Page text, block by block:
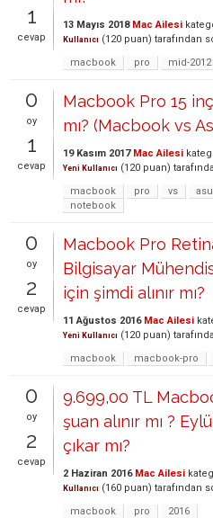
1
cevap
13 Mayıs 2018 Mac Ailesi
Kullanıcı (120 puan) tarafından
macbook
pro mid-2012
0
oy
1
cevap
Macbook Pro 15 inç
mı? (Macbook vs
19 Kasım 2017 Mac Ailesi
Yeni Kullanıcı (120 puan)
macbook
pro vs
notebook
0
oy
2
cevap
Macbook Pro
Bilgisayar
için şimdi alınır mı?
11 Ağustos 2016 Mac Ailesi
Yeni Kullanıcı (120 puan)
macbook
macbook-pro
0
oy
2
cevap
9.699,00 TL
şuan alınır mı ?
çıkar mı?
2 Haziran 2016 Mac Ailesi
Kullanıcı (160 puan) tarafından
macbook
pro 2016